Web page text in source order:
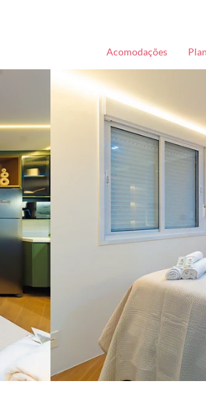
Acomodações
FAQ - Hóspedes